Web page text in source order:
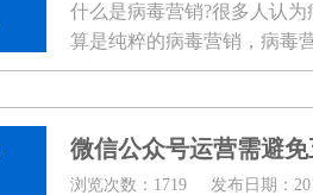
什么是病毒营销?很多人认
算是纯粹的病毒营销，病毒
的...
微信公众号运营需避
发布日期：
浏览次数：1719